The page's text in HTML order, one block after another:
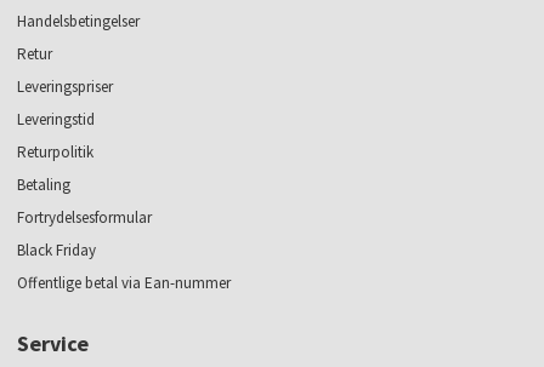
Handelsbetingelser
Retur
Leveringspriser
Leveringstid
Returpolitik
Betaling
Fortrydelsesformular
Black Friday
Offentlige betal via Ean-nummer
Service